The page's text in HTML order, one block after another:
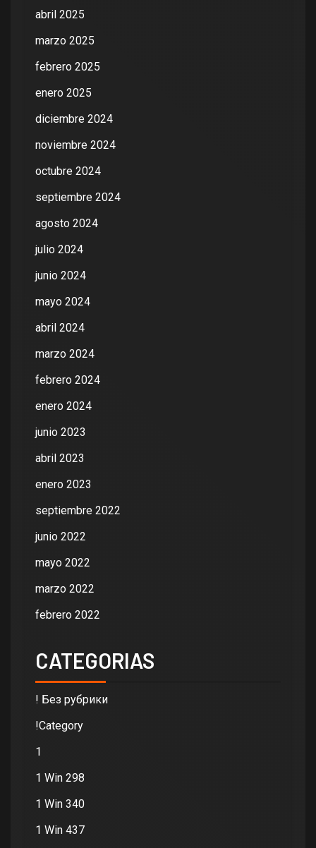
abril 2025
marzo 2025
febrero 2025
enero 2025
diciembre 2024
noviembre 2024
octubre 2024
septiembre 2024
agosto 2024
julio 2024
junio 2024
mayo 2024
abril 2024
marzo 2024
febrero 2024
enero 2024
junio 2023
abril 2023
enero 2023
septiembre 2022
junio 2022
mayo 2022
marzo 2022
febrero 2022
CATEGORIAS
! Без рубрики
!Category
1
1 Win 298
1 Win 340
1 Win 437